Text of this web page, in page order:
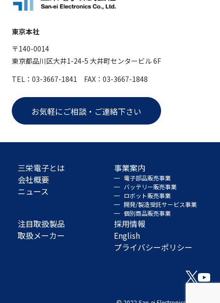
東京本社
〒140-0014
東京都品川区大井1-24-5 大井町センタービル 6F
TEL：03-3667-1841 FAX：03-3667-1848
お気軽にご相談・ご連絡下さい
三栄電子とは
会社概要
ニュース
事業案内
電子部品販売事業
バッテリー販売事業
ロボット販売事業
開発/製造受託サービス事業
個別商品販売事業
注目取扱製品
取扱メーカー
採用情報
English
プライバシーポリシー